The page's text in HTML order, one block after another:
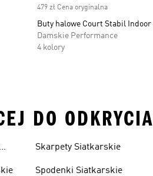
479 zł Cena oryginalna
Buty halowe Court Stabil Indoor
Damskie Performance
4 kolory
DO ODKRYCIA
Skarpety Siatkarskie
Spodenki Siatkarskie